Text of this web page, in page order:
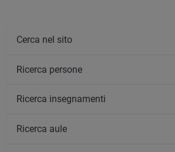
Cerca nel sito
Ricerca persone
Ricerca insegnamenti
Ricerca aule